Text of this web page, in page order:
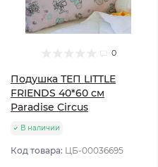
0
Подушка ТЕП LITTLE
FRIENDS 40*60 см
Paradise Circus
В наличии
Код товара: ЦБ-00036695